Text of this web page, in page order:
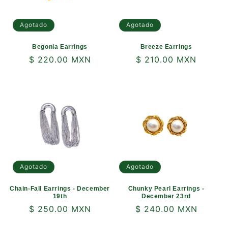
Agotado
Begonia Earrings
Precio
$ 220.00 MXN
Agotado
Breeze Earrings
Precio
$ 210.00 MXN
Agotado
Chain-Fall Earrings - December
19th
Precio
$ 250.00 MXN
Agotado
Chunky Pearl Earrings -
December 23rd
Precio
$ 240.00 MXN